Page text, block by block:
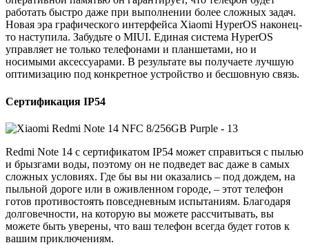
работать быстро даже при выполнении более сложных задач.
Новая эра графического интерфейса Xiaomi HyperOS наконец-
то наступила. Забудьте о MIUI. Единая система HyperOS
управляет не только телефонами и планшетами, но и
носимыми аксессуарами. В результате вы получаете лучшую
оптимизацию под конкретное устройство и бесшовную связь.
Сертификация IP54
Redmi Note 14 с сертификатом IP54 может справиться с пылью
и брызгами воды, поэтому он не подведет вас даже в самых
сложных условиях. Где бы вы ни оказались – под дождем, на
пыльной дороге или в оживленном городе, – этот телефон
готов противостоять повседневным испытаниям. Благодаря
долговечности, на которую вы можете рассчитывать, вы
можете быть уверены, что ваш телефон всегда будет готов к
вашим приключениям.